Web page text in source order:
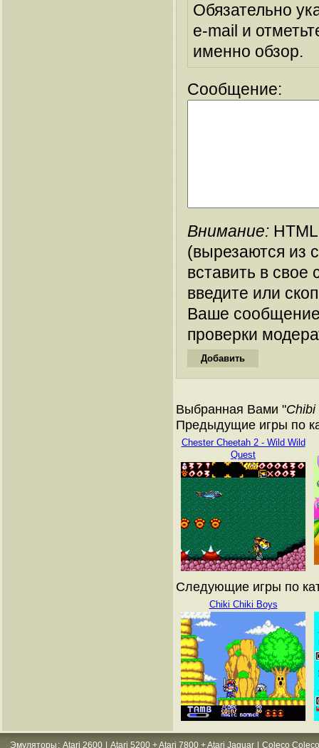
Обязательно
e-mail и
именно обзор.
Сообщение:
Внимание:
(вырезаются из
вставить в
введите или
Ваше
проверки
Выбранная Вами "
Предыдущие игры по
Chester Cheetah 2 - Wild Wild
Quest
Следующие игры по
Chiki Chiki Boys
Эмуляторы : Atari 2600 Atari 5200 + Atari 7800 + Atari Jaguar Coleco